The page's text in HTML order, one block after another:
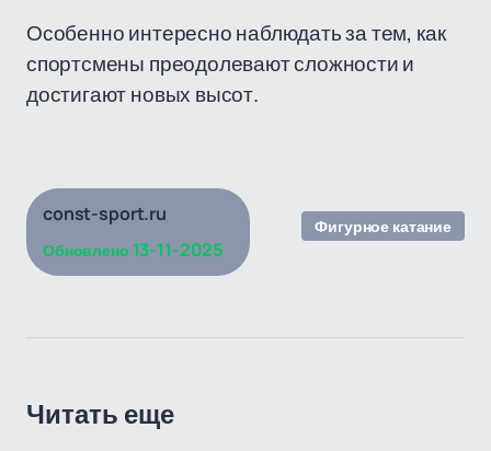
Особенно интересно наблюдать за тем, как
спортсмены преодолевают сложности и
достигают новых высот.
const-sport.ru
Обновлено 13-11-2025
Фигурное катание
Читать еще